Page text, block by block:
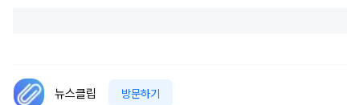
뉴스클립 방문하기